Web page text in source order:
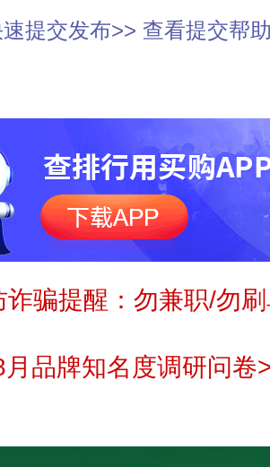
提交发布>> 查看提交帮
诈骗提醒：勿兼职/勿
品牌知名度调研问卷